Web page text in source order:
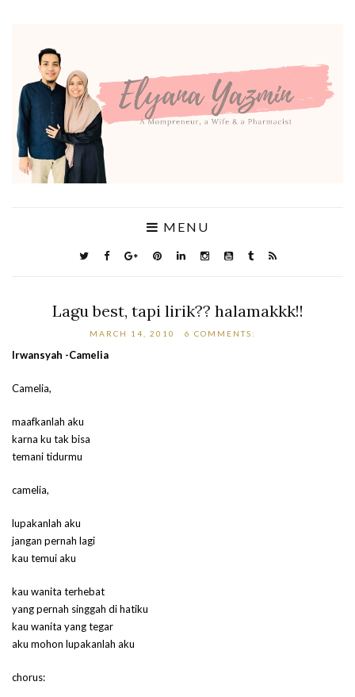
MENU
Lagu best, tapi lirik?? halamakkk!!
MARCH 14, 2010 6 COMMENTS:
Irwansyah -Camelia
Camelia,
maafkanlah aku
karna ku tak bisa
temani tidurmu
camelia,
lupakanlah aku
jangan pernah lagi
kau temui aku
kau wanita terhebat
yang pernah singgah di hatiku
kau wanita yang tegar
aku mohon lupakanlah aku
chorus: